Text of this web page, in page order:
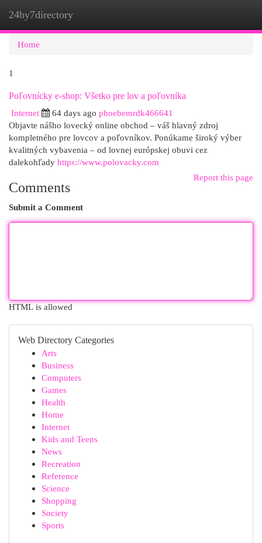
24by7directory
Home
1
Poľovnícky e-shop: Všetko pre lov a poľovníka
Internet
64 days ago phoebemrdk466641
Objavte nášho lovecký online obchod – váš hlavný zdroj
kompletného pre lovcov a poľovníkov. Ponúkame široký výber
kvalitných vybavenia – od lovnej európskej obuvi cez
dalekohľady https://www.polovacky.com
Report this page
Comments
Submit a Comment
HTML is allowed
Web Directory Categories
Arts
Business
Computers
Games
Health
Home
Internet
Kids and Teens
News
Recreation
Reference
Science
Shopping
Society
Sports